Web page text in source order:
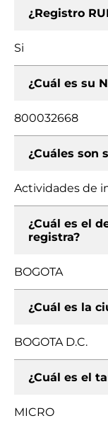
¿Registro
Si
¿Cuál es su
800032668
¿Cuáles son
Actividades de
¿Cuál es el
registra?
BOGOTA
¿Cuál es la
BOGOTA D.C.
¿Cuál es el
MICRO